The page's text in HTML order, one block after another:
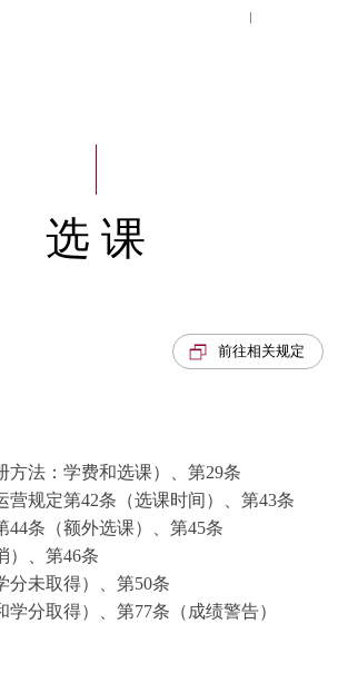
选 课
前往相关规定
方法：学费和选课）、第29条
营规定第42条（选课时间）、第43条
44条（额外选课）、第45条
）、第46条
分未取得）、第50条
学分取得）、第77条（成绩警告）